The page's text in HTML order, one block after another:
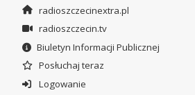
radioszczecinextra.pl
radioszczecin.tv
Biuletyn Informacji Publicznej
Posłuchaj teraz
Logowanie